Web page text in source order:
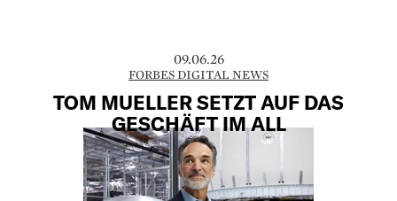
09.06.26
FORBES DIGITAL NEWS
TOM MUELLER SETZT AUF DAS
GESCHÄFT IM ALL